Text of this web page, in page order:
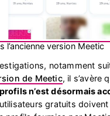
l’ancienne version Meetic
notamment
de Meetic, il s’avère
n’est désormais
gratuits